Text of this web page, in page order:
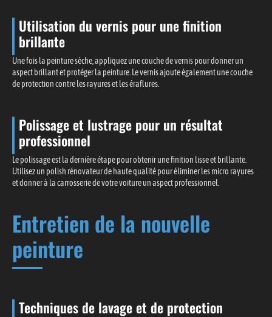
Utilisation du vernis pour une finition
brillante
Une fois la peinture sèche, appliquez une couche de vernis pour donner un
aspect brillant et protéger la peinture. Le vernis ajoute également une couche
de protection contre les rayures et les éraflures.
Polissage et lustrage pour un résultat
professionnel
Le polissage est la dernière étape pour obtenir une finition lisse et brillante.
Utilisez un polish rénovateur de haute qualité pour éliminer les micro rayures
et donner à la carrosserie de votre voiture un aspect professionnel.
Entretien de la nouvelle
peinture
Techniques de lavage et de protection